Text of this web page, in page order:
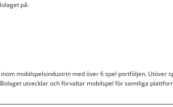
på:
mobilspelsindustrin med över 6 spel portföljen. Utöver
utvecklar och förvaltar mobilspel för samtliga